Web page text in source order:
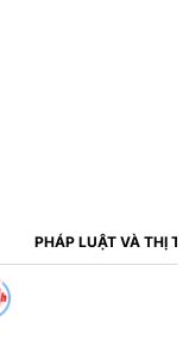
PHÁP LUẬT VÀ THỊ